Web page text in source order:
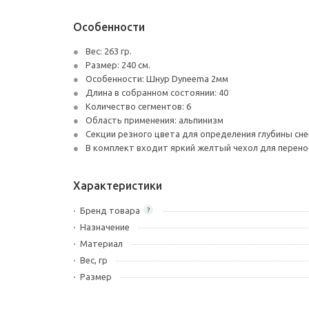
Особенности
Вес: 263 гр.
Размер: 240 см.
Особенности: Шнур Dyneema 2мм
Длина в собранном состоянии: 40
Количество сегментов: 6
Область применения: альпинизм
Секции резного цвета для определения глубины
В комплект входит яркий желтый чехол для
Характеристики
?
Бренд товара
Назначение
Материал
Вес, гр
Размер